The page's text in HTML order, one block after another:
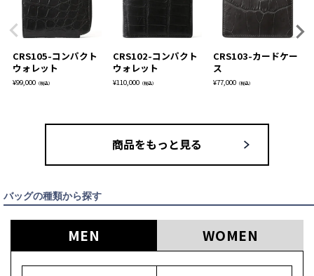
CRS105-コンパクト
ウォレット
¥99,000 （税込）
CRS102-コンパクト
ウォレット
¥110,000 （税込）
CRS103-カードケー
ス
¥77,000 （税込）
商品をもっと見る
バッグの種類から探す
MEN WOMEN